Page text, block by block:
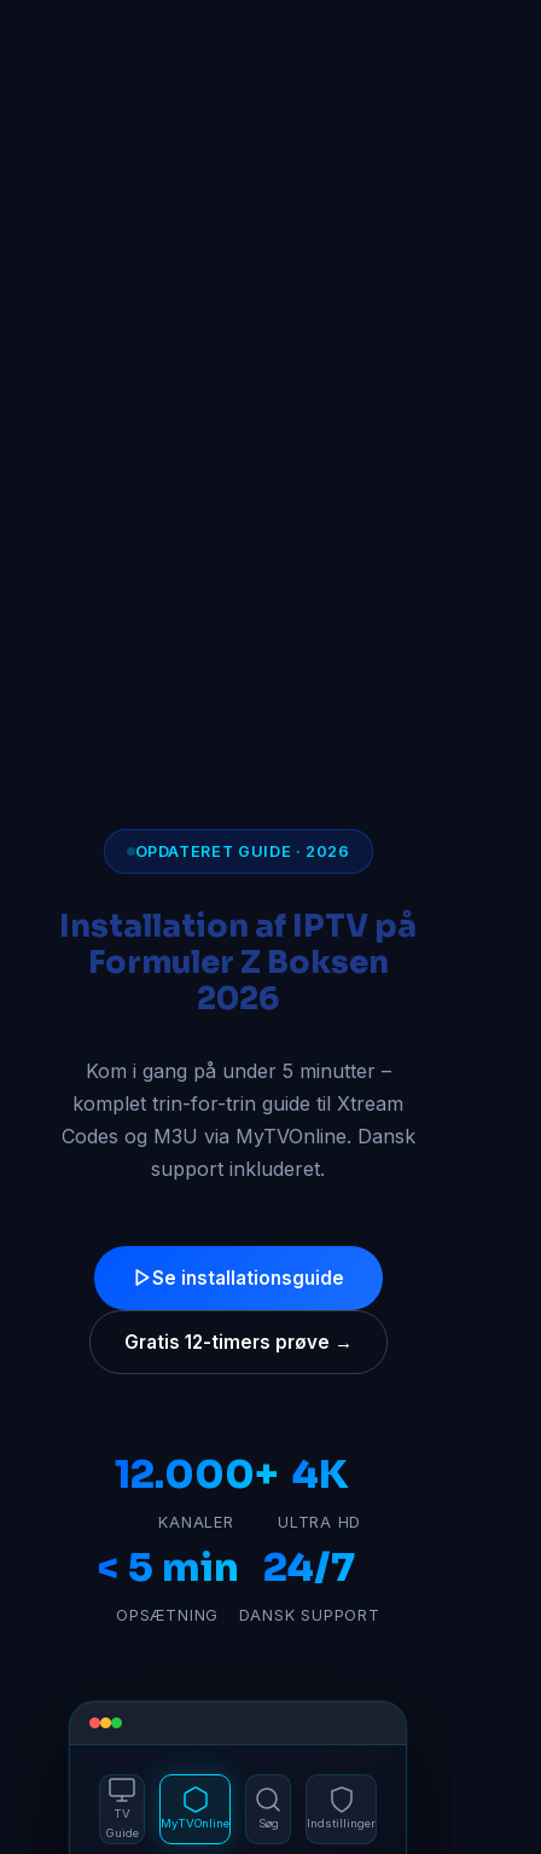
OPDATERET GUIDE · 2026
Installation af IPTV på
Formuler Z Boksen
2026
Kom i gang på under 5 minutter –
komplet trin-for-trin guide til Xtream
Codes og M3U via MyTVOnline. Dansk
support inkluderet.
Se installationsguide
Gratis 12-timers prøve →
12.000+
KANALER
4K
ULTRA HD
< 5 min
OPSÆTNING
24/7
DANSK SUPPORT
TV
Guide
MyTVOnline Søg Indstillinger